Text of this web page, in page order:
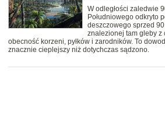
W odległości zaledwie
Południowego odkryto
deszczowego sprzed
znalezionej tam gleby z
obecność korzeni, pyłków i zarodników. To
znacznie cieplejszy niż dotychczas sądzono.